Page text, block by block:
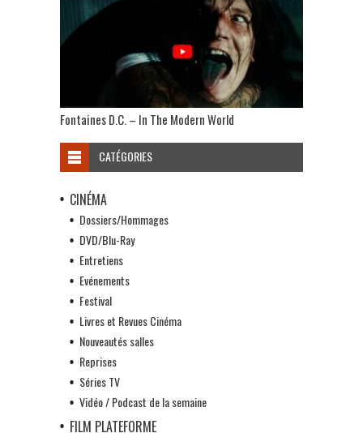
Fontaines D.C. – In The Modern World
CATÉGORIES
CINÉMA
Dossiers/Hommages
DVD/Blu-Ray
Entretiens
Evénements
Festival
Livres et Revues Cinéma
Nouveautés salles
Reprises
Séries TV
Vidéo / Podcast de la semaine
FILM PLATEFORME